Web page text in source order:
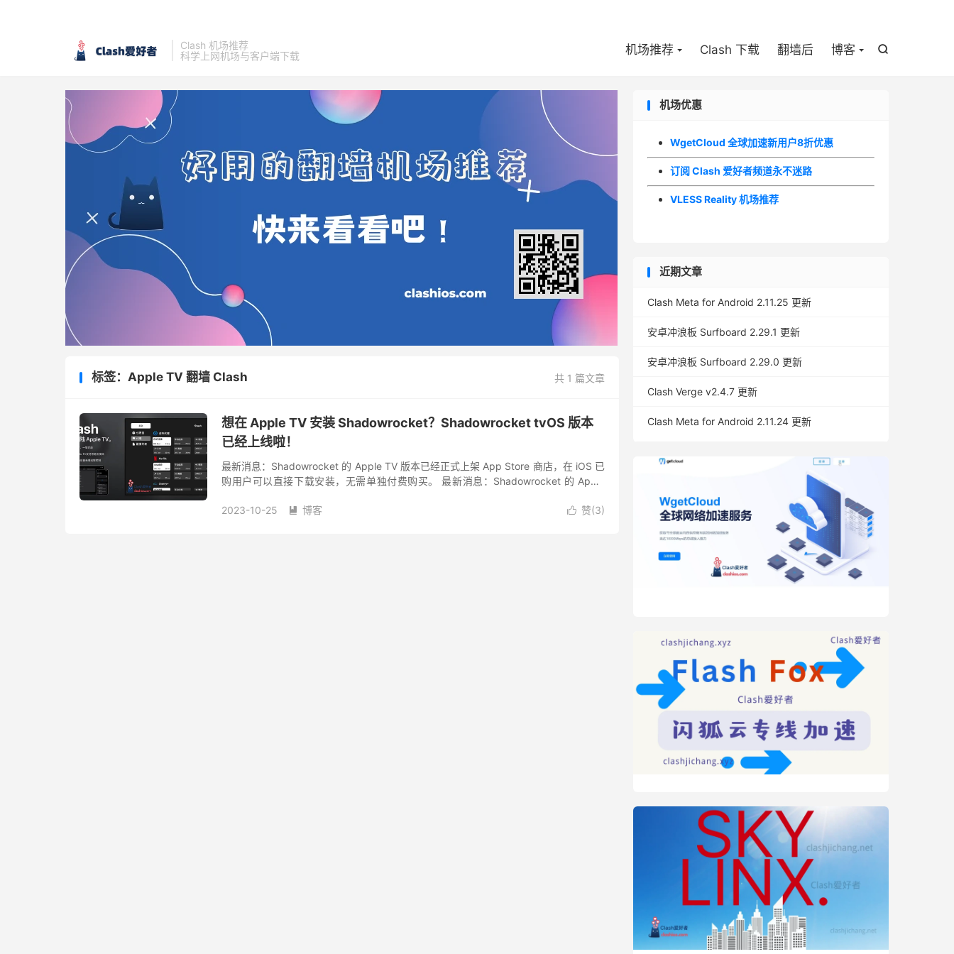
Clash 机场推荐
科学上网机场与客户端下载

机场推荐 Clash 下载 翻墙后 博客
共 1 篇文章
标签：Apple TV 翻墙 Clash
想在 Apple TV 安装 Shadowrocket？Shadowrocket tvOS 版本
已经上线啦！
最新消息：Shadowrocket 的 Apple TV 版本已经正式上架 App Store 商店，在 iOS 已
购用户可以直接下载安装，无需单独付费购买。 最新消息：Shadowrocket 的 Apple
 赞(3)
2023-10-25  博客
机场优惠
WgetCloud 全球加速新用户8折优惠
订阅 Clash 爱好者频道永不迷路
VLESS Reality 机场推荐
近期文章
Clash Meta for Android 2.11.25 更新
安卓冲浪板 Surfboard 2.29.1 更新
安卓冲浪板 Surfboard 2.29.0 更新
Clash Verge v2.4.7 更新
Clash Meta for Android 2.11.24 更新